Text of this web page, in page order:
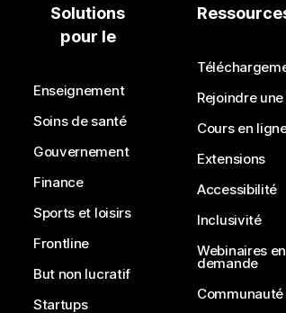
Solutions
pour le
Enseignement
Soins de santé
Gouvernement
Finance
Sports et loisirs
Frontline
But non lucratif
Startups
Rejoindre
Cours en
Extensions
Accessibilité
Inclusivité
Webinaires
demande
Communauté